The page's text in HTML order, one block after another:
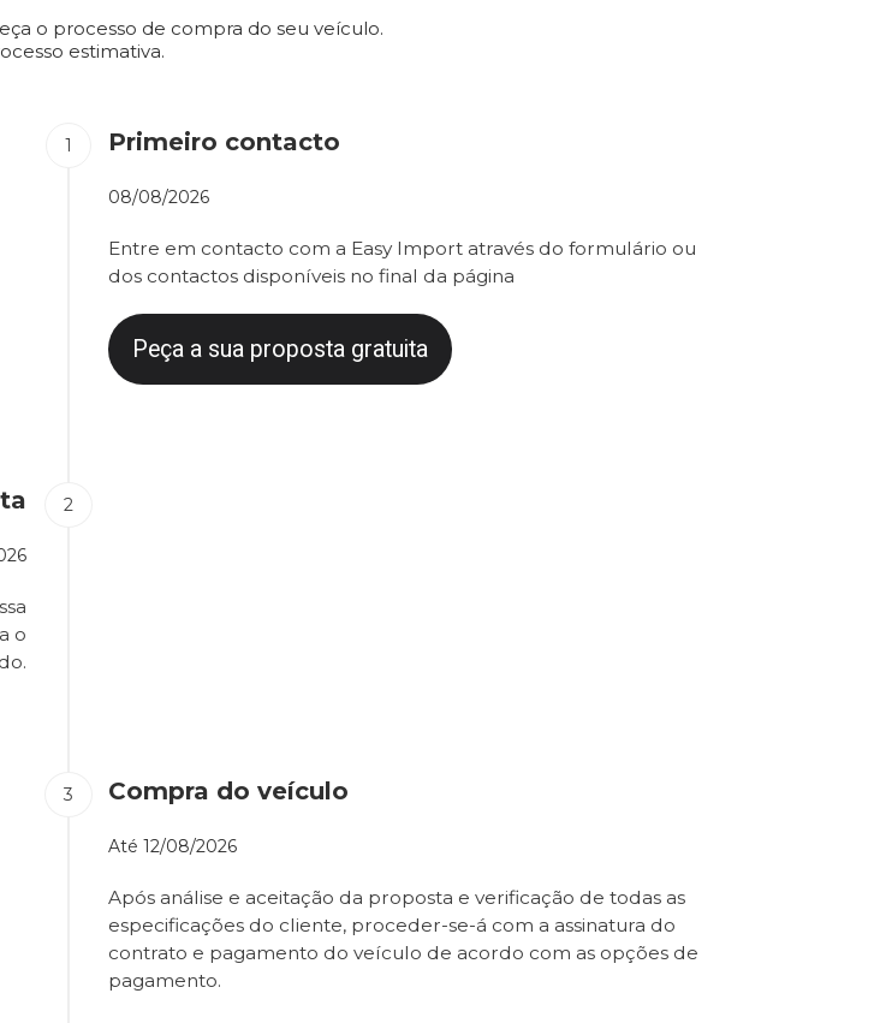
o processo de compra do seu veículo.
estimativa.
Primeiro contacto
08/08/2026
Entre em contacto com a Easy Import através do formulário ou
dos contactos disponíveis no final da página
Peça a sua proposta gratuita
o
Compra do veículo
Até 12/08/2026
Após análise e aceitação da proposta e verificação de todas as
especificações do cliente, proceder-se-á com a assinatura do
contrato e pagamento do veículo de acordo com as opções de
pagamento.